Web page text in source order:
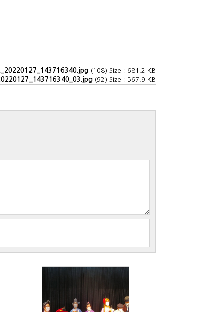
(108) Size : 681.2 KB
(92) Size : 567.9 KB